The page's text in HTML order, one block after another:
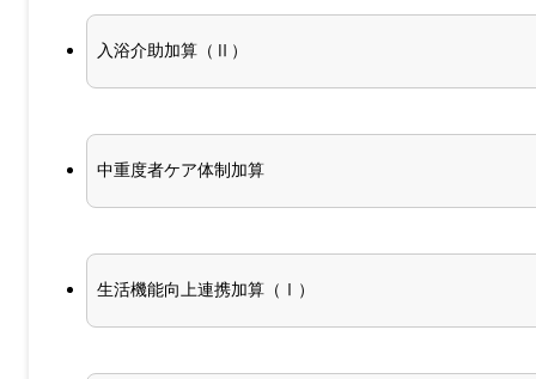
入浴介助加算（Ⅱ）
中重度者ケア体制加算
生活機能向上連携加算（Ⅰ）